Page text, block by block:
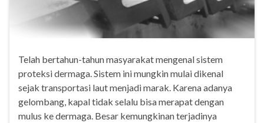
Telah bertahun-tahun masyarakat mengenal sistem
proteksi dermaga. Sistem ini mungkin mulai dikenal
sejak transportasi laut menjadi marak. Karena adanya
gelombang, kapal tidak selalu bisa merapat dengan
mulus ke dermaga. Besar kemungkinan terjadinya